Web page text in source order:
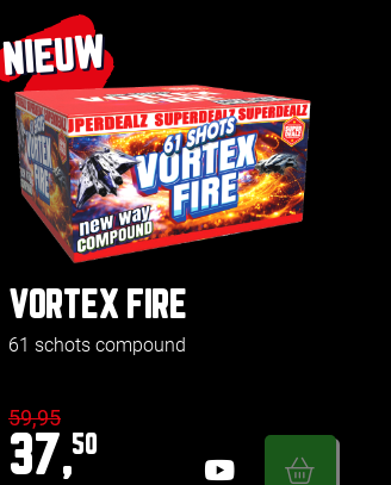
NIEUW
VORTEX FIRE
61 schots compound
59,95
37,50